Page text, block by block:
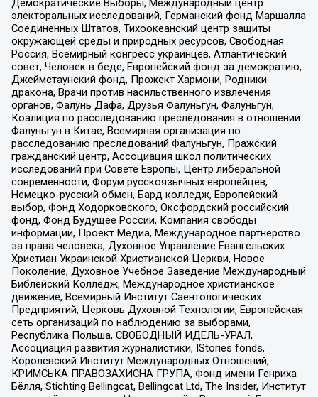
Демократические Выборы, Международный центр
электоральных исследований, Германский фонд Маршалла
Соединенных Штатов, Тихоокеанский центр защиты
окружающей среды и природных ресурсов, Свободная
Россия, Всемирный конгресс украинцев, Атлантический
совет, Человек в беде, Европейский фонд за демократию,
Джеймстаунский фонд, Прожект Хармони, Родники
дракона, Врачи против насильственного извлечения
органов, Фалунь Дафа, Друзья Фалуньгун, Фалуньгун,
Коалиция по расследованию преследования в отношении
Фалуньгун в Китае, Всемирная организация по
расследованию преследований Фалуньгун, Пражский
гражданский центр, Ассоциация школ политических
исследований при Совете Европы, Центр либеральной
современности, Форум русскоязычных европейцев,
Немецко-русский обмен, Бард колледж, Европейский
выбор, Фонд Ходорковского, Оксфордский российский
фонд, Фонд Будущее России, Компания свободы
информации, Проект Медиа, Международное партнерство
за права человека, Духовное Управление Евангельских
Христиан Украинской Христианской Церкви, Новое
Поколение, Духовное Учебное Заведение Международный
Библейский Колледж, Международное христианское
движение, Всемирный Институт Саентологических
Предприятий, Церковь Духовной Технологии, Европейская
сеть организаций по наблюдению за выборами,
Республика Польша, СВОБОДНЫЙ ИДЕЛЬ-УРАЛ,
Ассоциация развития журналистики, IStories fonds,
Королевский Институт Международных Отношений,
КРИМСЬКА ПРАВОЗАХИСНА ГРУПА, Фонд имени Генриха
Бёлля, Stichting Bellingcat, Bellingcat Ltd, The Insider, Институт